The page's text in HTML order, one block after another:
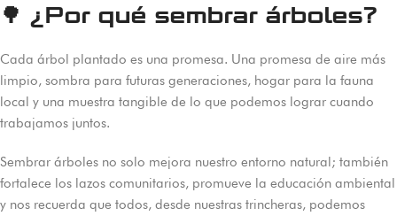
🌳 ¿Por qué sembrar árboles?
Cada árbol plantado es una promesa. Una promesa de aire más
limpio, sombra para futuras generaciones, hogar para la fauna
local y una muestra tangible de lo que podemos lograr cuando
trabajamos juntos.
Sembrar árboles no solo mejora nuestro entorno natural; también
fortalece los lazos comunitarios, promueve la educación ambiental
y nos recuerda que todos, desde nuestras trincheras, podemos